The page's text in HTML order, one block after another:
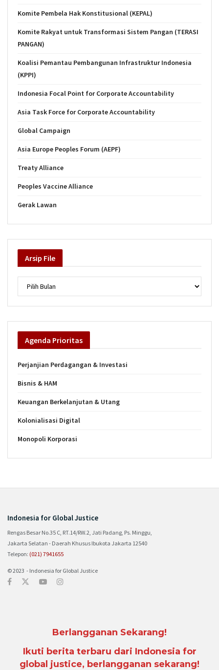
Komite Pembela Hak Konstitusional (KEPAL)
Komite Rakyat untuk Transformasi Sistem Pangan (TERASI
PANGAN)
Koalisi Pemantau Pembangunan Infrastruktur Indonesia
(KPPI)
Indonesia Focal Point for Corporate Accountability
Asia Task Force for Corporate Accountability
Global Campaign
Asia Europe Peoples Forum (AEPF)
Treaty Alliance
Peoples Vaccine Alliance
Gerak Lawan
Arsip File
Agenda Prioritas
Perjanjian Perdagangan & Investasi
Bisnis & HAM
Keuangan Berkelanjutan & Utang
Kolonialisasi Digital
Monopoli Korporasi
Indonesia for Global Justice
Rengas Besar No.35 C, RT.14/RW.2, Jati Padang, Ps. Minggu,
Jakarta Selatan - Daerah Khusus Ibukota Jakarta 12540
Telepon: (021) 7941655
© 2023 - Indonesia for Global Justice
Berlangganan Sekarang!
Ikuti berita terbaru dari Indonesia for
global justice, berlangganan sekarang!